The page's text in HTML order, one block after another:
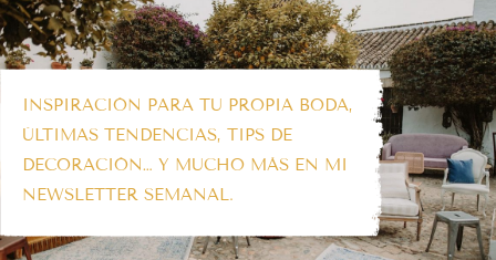
INSPIRACIÓN PARA TU PROPIA BODA,
ÚLTIMAS TENDENCIAS, TIPS DE
DECORACIÓN… Y MUCHO MÁS EN MI
NEWSLETTER SEMANAL.